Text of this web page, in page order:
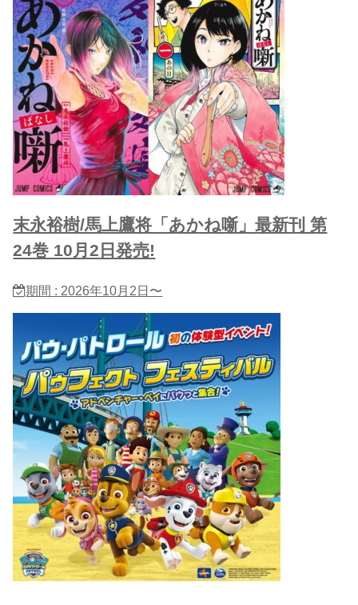
末永裕樹/馬上鷹将「あかね噺」最新刊 第
24巻 10月2日発売!
期間 : 2026年10月2日〜